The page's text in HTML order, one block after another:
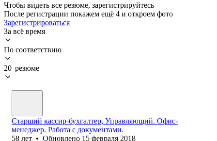
Чтобы видеть все резюме, зарегистрируйтесь
После регистрации покажем ещё 4 и откроем фото
Зарегистрироваться
За всё время
По соответствию
20 резюме
Старший кассир-бухгалтер, Управляющий. Офис-
менеджер. Работа с документами.
58 лет • Обновлено 15 февраля 2018